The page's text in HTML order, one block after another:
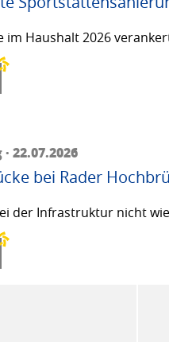
im Haushalt 2026
22.07.2026
bei Rader
der Infrastruktur nicht
Z